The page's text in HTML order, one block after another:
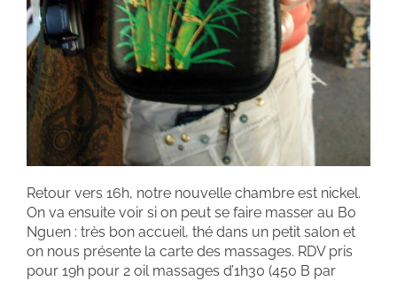
Retour vers 16h, notre nouvelle chambre est nickel.
On va ensuite voir si on peut se faire masser au Bo
Nguen : très bon accueil, thé dans un petit salon et
on nous présente la carte des massages. RDV pris
pour 19h pour 2 oil massages d’1h30 (450 B par